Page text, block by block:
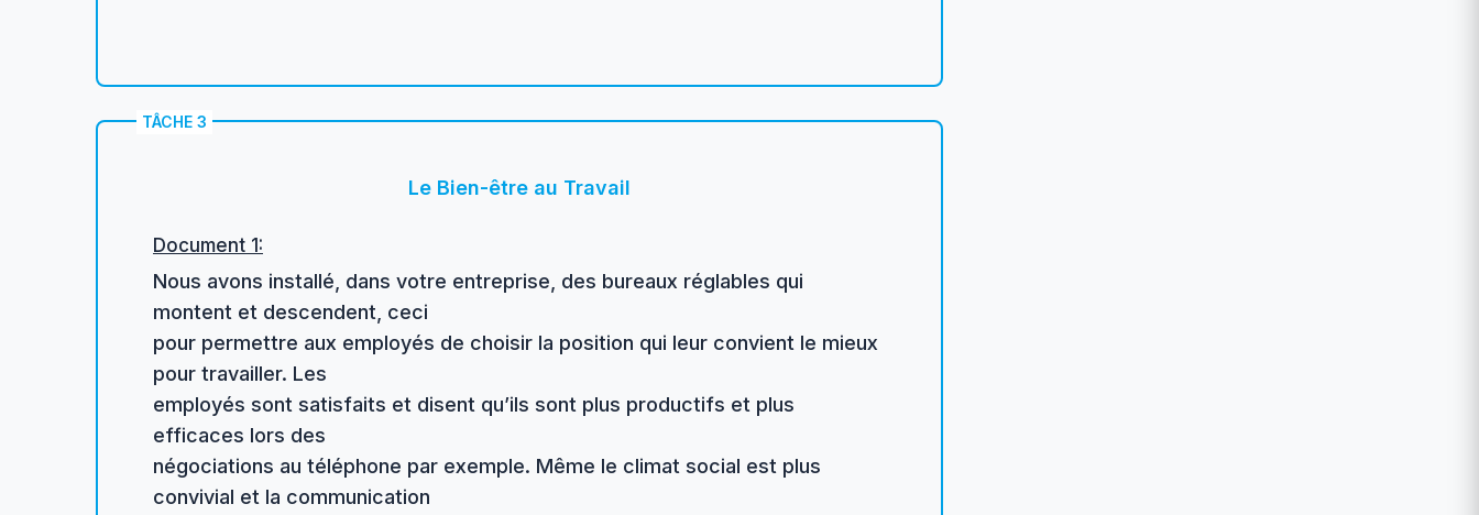
TÂCHE 3
Le Bien-être au Travail
Document 1:
Nous avons installé, dans votre entreprise, des bureaux réglables qui
montent et descendent, ceci
pour permettre aux employés de choisir la position qui leur convient le mieux
pour travailler. Les
employés sont satisfaits et disent qu’ils sont plus productifs et plus
efficaces lors des
négociations au téléphone par exemple. Même le climat social est plus
convivial et la communication